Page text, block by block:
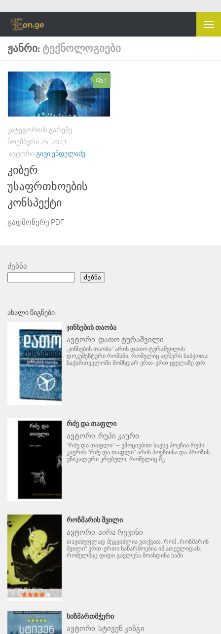
Skip to content
ᲟᲐᲜᲠᲘ: ᲢᲔᲥᲜᲝᲚᲝᲒᲘᲔᲑᲘ
1
ᲙᲐᲢᲔᲒᲝᲠᲘᲘᲡ ᲒᲐᲠᲔᲨᲔ
ᲜᲝᲔᲛᲑᲔᲠᲘ 25, 2021
ᲐᲕᲢᲝᲠᲘᲒᲘᲕᲘ ᲔᲜᲓᲔᲚᲐᲫᲔ
კიბერ
უსაფრთხოების
კონსპექტი
გადმოწერე PDF
ძებნა
ძებნა
ᲐᲮᲐᲚᲘ ᲬᲘᲒᲜᲔᲑᲘ
ᲯᲘᲜᲡᲔᲑᲘᲡ ᲗᲐᲝᲑᲐ
ავტორი: დათო ტურაშვილი
„ჯინსების თაობა“ არის დათო ტურაშვილის
დოკუმენტური რომანი, რომელიც აღწერს საბჭოთა
საქართველოში მომხდარ ერთ-ერთ ყველაზე დრ
ᲠᲫᲔ ᲓᲐ ᲗᲐᲤᲚᲘ
ავტორი: რუპი კაური
"რძე და თაფლი" – ემოციებით სავსე პოეზია რუპი
კაურის "რძე და თაფლი" არის პოეზიისა და პროზის
უნიკალური კრებული, რომელიც მკ
ᲠᲝᲖᲛᲐᲠᲘᲡ ᲨᲕᲘᲚᲘ
ავტორი: აირა რევინი
თავისუფლად შეგვიძლია ვთქვათ, რომ „როზმარის
შვილი" ერთ-ერთი ნაწარმოებია იმ ათეულიდან,
რომელმაც დიდი გავლენა მოახდინა საში
ᲡᲘᲖᲛᲐᲠᲗᲛᲭᲔᲠᲘ
ავტორი: სტივენ კინგი